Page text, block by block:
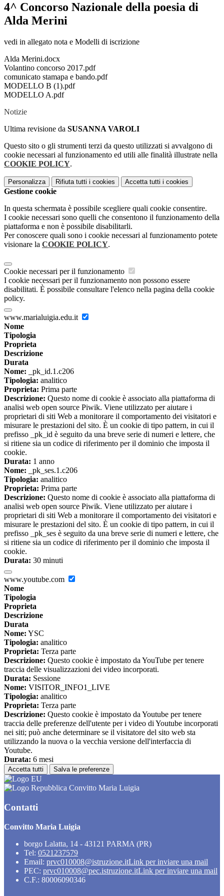
4^ Concorso Nazionale della poesia di
Alda Merini
vedi in allegato nota e Modelli di iscrizione
Alda Merini.docx
Volantino concorso 2017.pdf
comunicato stamapa e bando.pdf
MODELLO B (1).pdf
MODELLO A.pdf
Notizie
Ultima revisione da SUSANNA VAROLI
Questo sito o gli strumenti terzi da questo utilizzati si avvalgono di
cookie necessari al funzionamento ed utili alle finalità illustrate nella
COOKIE POLICY.
Personalizza Rifiuta tutti i cookies Accetta tutti i cookies
Gestione cookie
In questa schermata è possibile scegliere quali cookie consentire.
I cookie necessari sono quelli che consentono il funzionamento della
piattaforma e non è possibile disabilitarli.
Per conoscere quali sono i cookie necessari al funzionamento potete
visionare la COOKIE POLICY.
Cookie necessari per il funzionamento
I cookie necessari per il funzionamento non possono essere
disabilitati. È possibile consultare l'elenco nella pagina della cookie
policy.
www.marialuigia.edu.it
Nome
Tipologia
Proprieta
Descrizione
Durata
Nome: _pk_id.1.c206
Tipologia: analitico
Proprieta: Prima parte
Descrizione: Questo nome di cookie è associato alla piattaforma di
analisi web open source Piwik. Viene utilizzato per aiutare i
proprietari di siti Web a monitorare il comportamento dei visitatori e
misurare le prestazioni del sito. È un cookie di tipo pattern, in cui il
prefisso _pk_id è seguito da una breve serie di numeri e lettere, che
si ritiene sia un codice di riferimento per il dominio che imposta il
cookie.
Durata: 1 anno
Nome: _pk_ses.1.c206
Tipologia: analitico
Proprieta: Prima parte
Descrizione: Questo nome di cookie è associato alla piattaforma di
analisi web open source Piwik. Viene utilizzato per aiutare i
proprietari di siti Web a monitorare il comportamento dei visitatori e
misurare le prestazioni del sito. È un cookie di tipo pattern, in cui il
prefisso _pk_ses è seguito da una breve serie di numeri e lettere, che
si ritiene sia un codice di riferimento per il dominio che imposta il
cookie.
Durata: 30 minuti
www.youtube.com
Nome
Tipologia
Proprieta
Descrizione
Durata
Nome: YSC
Tipologia: analitico
Proprieta: Terza parte
Descrizione: Questo cookie è impostato da YouTube per tenere
traccia delle visualizzazioni dei video incorporati.
Durata: Sessione
Nome: VISITOR_INFO1_LIVE
Tipologia: analitico
Proprieta: Terza parte
Descrizione: Questo cookie è impostato da Youtube per tenere
traccia delle preferenze dell'utente per i video di Youtube incorporati
nei siti; può anche determinare se il visitatore del sito web sta
utilizzando la nuova o la vecchia versione dell'interfaccia di
Youtube.
Durata: 6 mesi
Accetta tutti Salva le preferenze
Convitto Maria Luigia
Contatti
Convitto Maria Luigia
borgo Lalatta, 14 - 43121 PARMA (PR)
Tel: 0521237579
Email: prvc010008@istruzione.itLink per inviare una mail
PEC: prvc010008@pec.istruzione.itLink per inviare una mail
C.F.: 80006090346